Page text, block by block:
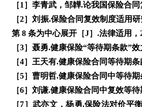
［1］李青武，邹韡.论我国保险合
［2］刘振.保险合同复效制度适
第 8 条为中心展开［J］.法律适用，
［3］聂勇.健康保险“等待期条款”
［4］王天有.健康保险合同等待期
［5］曹明哲.健康保险合同中等待
［6］刘谦.健康保险合同中复效等
［7］武亦文，杨勇.保险法对价平